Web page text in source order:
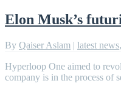
Elon Musk’s
By Qaiser Aslam | latest news,
Hyperloop One aimed to
company is in the process of